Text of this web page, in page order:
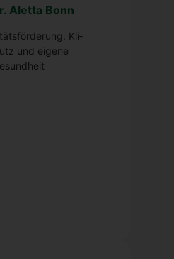
Alet­ta Bonn
Kli­
und eige­ne